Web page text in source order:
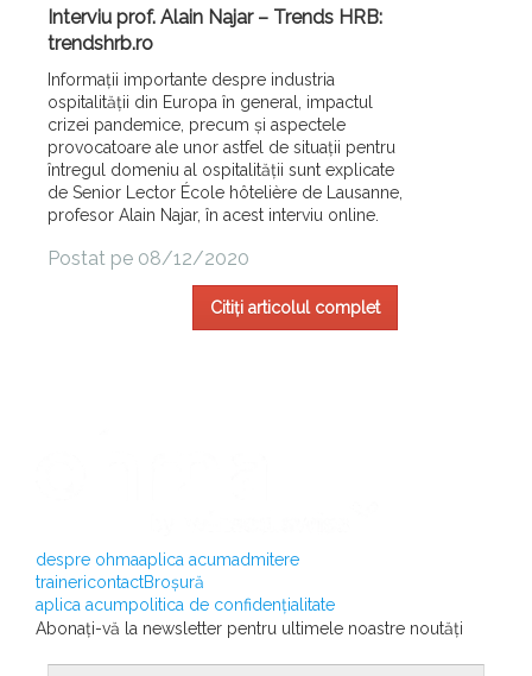
Interviu prof. Alain Najar – Trends HRB:
trendshrb.ro
Informații importante despre industria
ospitalității din Europa în general, impactul
crizei pandemice, precum și aspectele
provocatoare ale unor astfel de situații pentru
întregul domeniu al ospitalității sunt explicate
de Senior Lector École hôtelière de Lausanne,
profesor Alain Najar, în acest interviu online.
Postat pe 08/12/2020
Citiți articolul complet
despre ohmaaplica acumadmitere
trainericontactBroșură
aplica acumpolitica de confidențialitate
Abonați-vă la newsletter pentru ultimele noastre noutăți